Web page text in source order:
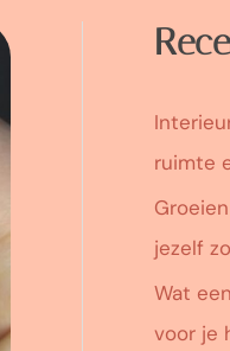
ruimte
jezelf
Wat
voor je